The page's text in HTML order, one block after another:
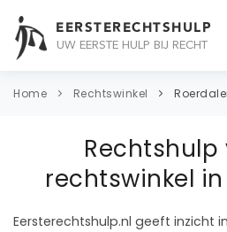
EERSTERECHTSHULP
UW EERSTE HULP BIJ RECHT
ONDERWERPEN
ADVOCAAT
Home Rechtswinkel
Rechtshulp
rechtswinkel
Eersterechtshulp.nl geeft inzicht